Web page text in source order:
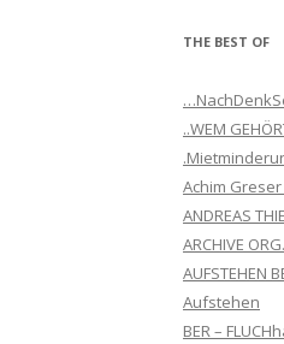
THE BEST OF
..WEM
Achim
ANDREAS
ARCHIVE ORG.
AUFSTEHEN
Aufstehen
BER –